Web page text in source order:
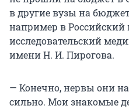
в другие вузы на
например в
исследовательский
имени Н. И. Пирогова.
— Конечно, нервы они
сильно. Мои знакомые